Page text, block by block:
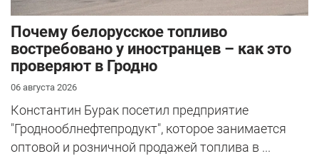
Почему белорусское топливо
востребовано у иностранцев – как это
проверяют в Гродно
06 августа 2026
Константин Бурак посетил предприятие
"Гроднооблнефтепродукт", которое занимается
оптовой и розничной продажей топлива в ...